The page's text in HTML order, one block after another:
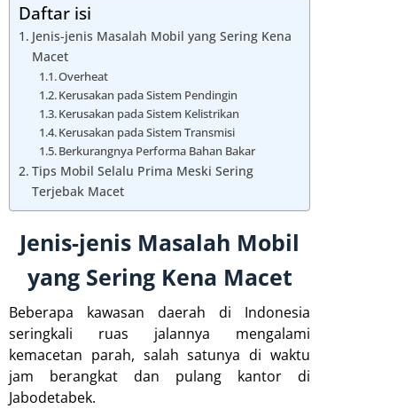
Daftar isi
Jenis-jenis Masalah Mobil yang Sering Kena
Macet
Overheat
Kerusakan pada Sistem Pendingin
Kerusakan pada Sistem Kelistrikan
Kerusakan pada Sistem Transmisi
Berkurangnya Performa Bahan Bakar
Tips Mobil Selalu Prima Meski Sering
Terjebak Macet
Jenis-jenis Masalah Mobil
yang Sering Kena Macet
Beberapa kawasan daerah di Indonesia
seringkali ruas jalannya mengalami
kemacetan parah, salah satunya di waktu
jam berangkat dan pulang kantor di
Jabodetabek.